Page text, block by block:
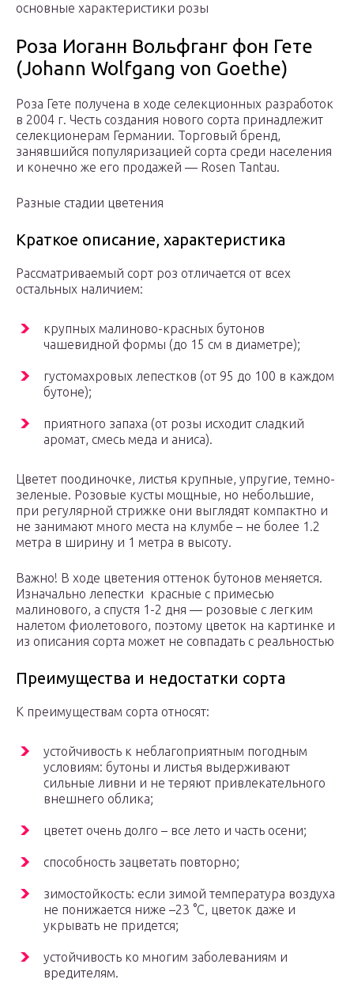
основные характеристики розы
Роза Иоганн Вольфганг фон Гете
(Johann Wolfgang von Goethe)
Роза Гете получена в ходе селекционных разработок
в 2004 г. Честь создания нового сорта принадлежит
селекционерам Германии. Торговый бренд,
занявшийся популяризацией сорта среди населения
и конечно же его продажей — Rosen Tantau.
Разные стадии цветения
Краткое описание, характеристика
Рассматриваемый сорт роз отличается от всех
остальных наличием:
крупных малиново-красных бутонов
чашевидной формы (до 15 см в диаметре);
густомахровых лепестков (от 95 до 100 в каждом
бутоне);
приятного запаха (от розы исходит сладкий
аромат, смесь меда и аниса).
Цветет поодиночке, листья крупные, упругие, темно-
зеленые. Розовые кусты мощные, но небольшие,
при регулярной стрижке они выглядят компактно и
не занимают много места на клумбе – не более 1.2
метра в ширину и 1 метра в высоту.
Важно! В ходе цветения оттенок бутонов меняется.
Изначально лепестки красные с примесью
малинового, а спустя 1-2 дня — розовые с легким
налетом фиолетового, поэтому цветок на картинке и
из описания сорта может не совпадать с реальностью
Преимущества и недостатки сорта
К преимуществам сорта относят:
устойчивость к неблагоприятным погодным
условиям: бутоны и листья выдерживают
сильные ливни и не теряют привлекательного
внешнего облика;
цветет очень долго – все лето и часть осени;
способность зацветать повторно;
зимостойкость: если зимой температура воздуха
не понижается ниже –23 °C, цветок даже и
укрывать не придется;
устойчивость ко многим заболеваниям и
вредителям.